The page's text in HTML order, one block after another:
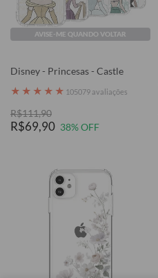
AVISE-ME QUANDO VOLTAR
Disney - Princesas - Castle
★ ★ ★ ★ ★ 105079 avaliações
R$111,90
R$69,90 38% OFF